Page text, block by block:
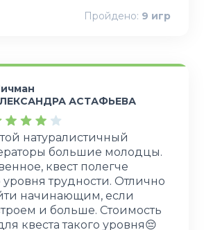
Пройдено: 9 игр
АСТАФЬЕВА
натуралистичный
большие молодцы.
квест полегче
уровня трудности. Отлично
начинающим, если
и больше. Стоимость
квеста такого уровня😔